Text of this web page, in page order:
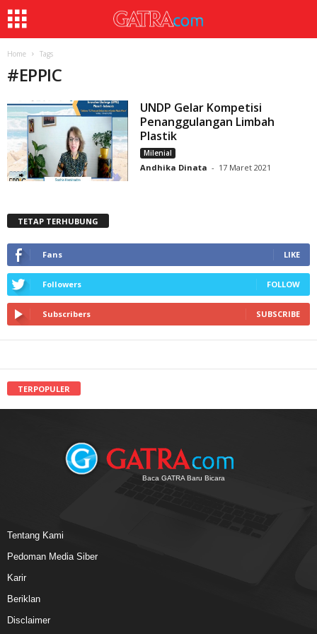
Home Tags
#EPPIC
UNDP Gelar Kompetisi
Penanggulangan Limbah
Plastik
Milenial
Andhika Dinata - 17 Maret 2021
TETAP TERHUBUNG
Fans LIKE
Followers FOLLOW
Subscribers SUBSCRIBE
TERPOPULER
Baca GATRA Baru Bicara
Tentang Kami
Pedoman Media Siber
Karir
Beriklan
Disclaimer